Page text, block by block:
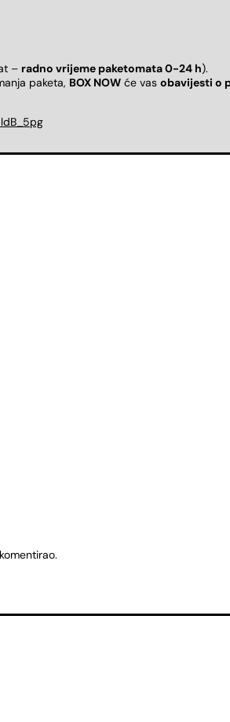
– radno vrijeme paketomata 0-24 h).
paketa, BOX NOW će vas obavijesti o